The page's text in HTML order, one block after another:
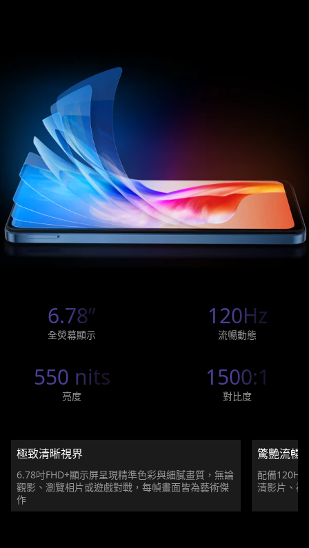
6.78”
全熒幕顯示
120Hz
流暢動態
550 nits
亮度
1500:1
對比度
極致清晰視界
6.78吋FHD+顯示屏呈現精準色彩與細膩畫質，無論
觀影、瀏覽相片或遊戲對戰，每幀畫面皆為藝術傑
作
驚艷流暢
配備120Hz
清影片、複